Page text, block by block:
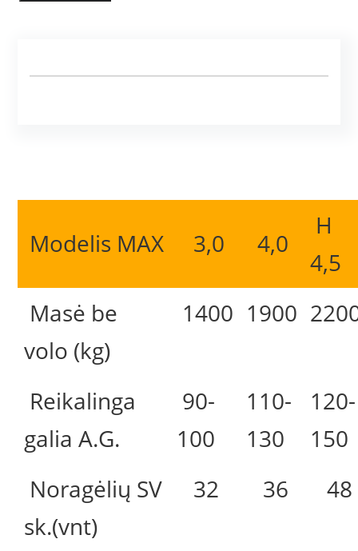
Modelis MAX 3,0 4,0
H
4,5
Masė be
volo (kg)
1400 1900
Reikalinga
galia A.G.
90-
100
110-
130
120-
150
Noragėlių SV
sk.(vnt)
32 36 48